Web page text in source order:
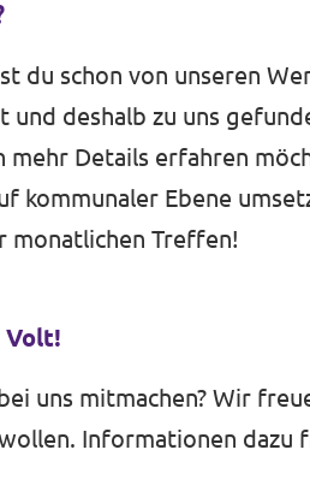
du schon von unseren
und deshalb zu uns
mehr Details erfahren
kommunaler Ebene
monatlichen Treffen!
Volt!
uns mitmachen? Wir
Informationen dazu